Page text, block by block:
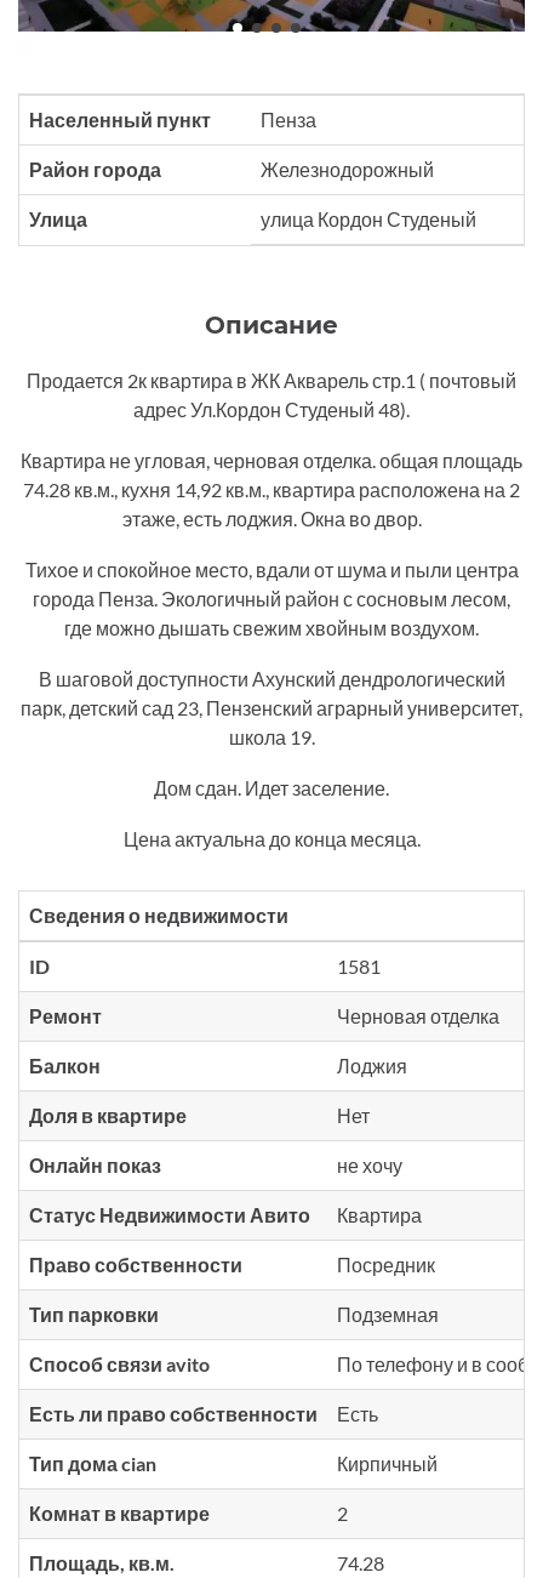
Населенный пункт Пенза
Район города Железнодорожный
Улица улица Кордон Студеный
Описание
Продается 2к квартира в ЖК Акварель стр.1 ( почтовый
адрес Ул.Кордон Студеный 48).
Квартира не угловая, черновая отделка. общая площадь
74.28 кв.м., кухня 14,92 кв.м., квартира расположена на 2
этаже, есть лоджия. Окна во двор.
Тихое и спокойное место, вдали от шума и пыли центра
города Пенза. Экологичный район с сосновым лесом,
где можно дышать свежим хвойным воздухом.
В шаговой доступности Ахунский дендрологический
парк, детский сад 23, Пензенский аграрный университет,
школа 19.
Дом сдан. Идет заселение.
Цена актуальна до конца месяца.
Сведения о недвижимости
ID 1581
Ремонт Черновая отделка
Балкон Лоджия
Доля в квартире Нет
Онлайн показ не хочу
Статус Недвижимости Авито Квартира
Право собственности Посредник
Тип парковки Подземная
Способ связи avito По телефону и в
Есть ли право собственности Есть
Тип дома cian Кирпичный
Комнат в квартире 2
Площадь, кв.м. 74.28